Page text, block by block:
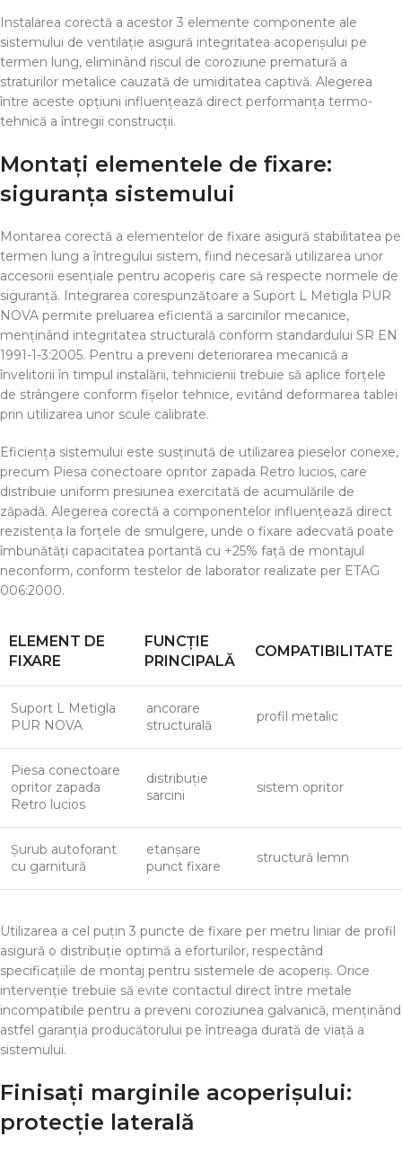
Instalarea corectă a acestor 3 elemente componente ale
sistemului de ventilație asigură integritatea acoperișului pe
termen lung, eliminând riscul de coroziune prematură a
straturilor metalice cauzată de umiditatea captivă. Alegerea
între aceste opțiuni influențează direct performanța termo-
tehnică a întregii construcții.
Montați elementele de fixare:
siguranța sistemului
Montarea corectă a elementelor de fixare asigură stabilitatea pe
termen lung a întregului sistem, fiind necesară utilizarea unor
accesorii esențiale pentru acoperiș care să respecte normele de
siguranță. Integrarea corespunzătoare a Suport L Metigla PUR
NOVA permite preluarea eficientă a sarcinilor mecanice,
menținând integritatea structurală conform standardului SR EN
1991-1-3:2005. Pentru a preveni deteriorarea mecanică a
învelitorii în timpul instalării, tehnicienii trebuie să aplice forțele
de strângere conform fișelor tehnice, evitând deformarea tablei
prin utilizarea unor scule calibrate.
Eficiența sistemului este susținută de utilizarea pieselor conexe,
precum Piesa conectoare opritor zapada Retro lucios, care
distribuie uniform presiunea exercitată de acumulările de
zăpadă. Alegerea corectă a componentelor influențează direct
rezistența la forțele de smulgere, unde o fixare adecvată poate
îmbunătăți capacitatea portantă cu +25% față de montajul
neconform, conform testelor de laborator realizate per ETAG
006:2000.
ELEMENT DE
FIXARE
FUNCȚIE
PRINCIPALĂ
COMPATIBILITATE
Suport L Metigla
PUR NOVA
ancorare
structurală
profil metalic
Piesa conectoare
opritor zapada
Retro lucios
distribuție
sarcini
sistem opritor
Șurub autoforant
cu garnitură
etanșare
punct fixare
structură lemn
Utilizarea a cel puțin 3 puncte de fixare per metru liniar de profil
asigură o distribuție optimă a eforturilor, respectând
specificațiile de montaj pentru sistemele de acoperiș. Orice
intervenție trebuie să evite contactul direct între metale
incompatibile pentru a preveni coroziunea galvanică, menținând
astfel garanția producătorului pe întreaga durată de viață a
sistemului.
Finisați marginile acoperișului:
protecție laterală